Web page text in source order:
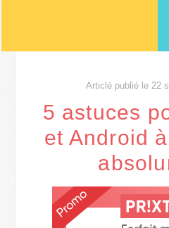
Articlé publié le 22
5 astuces
et Android